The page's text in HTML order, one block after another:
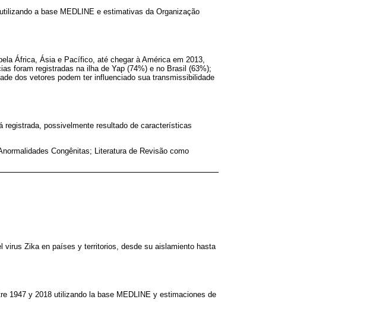
a base MEDLINE e estimativas da Organização
África, Ásia e Pacífico, até chegar à América em 2013,
foram registradas na ilha de Yap (74%) e no Brasil (63%);
dos vetores podem ter influenciado sua transmissibilidade
possivelmente resultado de características
Congênitas; Literatura de Revisão como
virus Zika en países y territorios, desde su aislamiento hasta
1947 y 2018 utilizando la base MEDLINE y estimaciones de